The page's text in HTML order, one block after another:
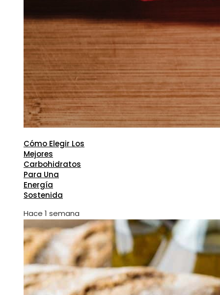
Cómo Elegir Los
Mejores
Carbohidratos
Para Una
Energía
Sostenida
Hace 1 semana